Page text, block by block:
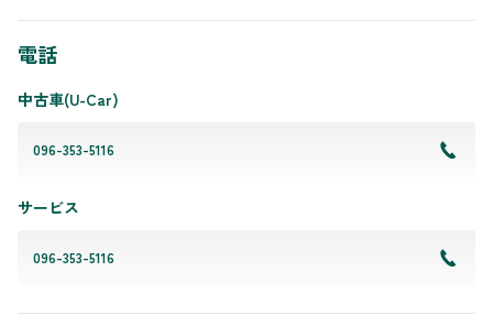
電話
中古車(U-Car)
096-353-5116
サービス
096-353-5116